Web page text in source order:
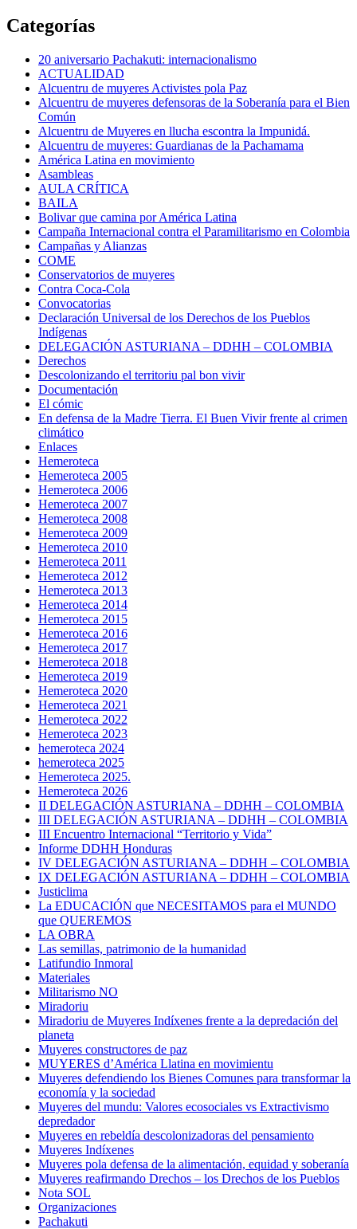
Categorías
20 aniversario Pachakuti: internacionalismo
ACTUALIDAD
Alcuentru de muyeres Activistes pola Paz
Alcuentru de muyeres defensoras de la Soberanía para el Bien
Común
Alcuentru de Muyeres en llucha escontra la Impunidá.
Alcuentru de muyeres: Guardianas de la Pachamama
América Latina en movimiento
Asambleas
AULA CRÍTICA
BAILA
Bolivar que camina por América Latina
Campaña Internacional contra el Paramilitarismo en Colombia
Campañas y Alianzas
COME
Conservatorios de muyeres
Contra Coca-Cola
Convocatorias
Declaración Universal de los Derechos de los Pueblos
Indígenas
DELEGACIÓN ASTURIANA – DDHH – COLOMBIA
Derechos
Descolonizando el territoriu pal bon vivir
Documentación
El cómic
En defensa de la Madre Tierra. El Buen Vivir frente al crimen
climático
Enlaces
Hemeroteca
Hemeroteca 2005
Hemeroteca 2006
Hemeroteca 2007
Hemeroteca 2008
Hemeroteca 2009
Hemeroteca 2010
Hemeroteca 2011
Hemeroteca 2012
Hemeroteca 2013
Hemeroteca 2014
Hemeroteca 2015
Hemeroteca 2016
Hemeroteca 2017
Hemeroteca 2018
Hemeroteca 2019
Hemeroteca 2020
Hemeroteca 2021
Hemeroteca 2022
Hemeroteca 2023
hemeroteca 2024
hemeroteca 2025
Hemeroteca 2025.
Hemeroteca 2026
II DELEGACIÓN ASTURIANA – DDHH – COLOMBIA
III DELEGACIÓN ASTURIANA – DDHH – COLOMBIA
III Encuentro Internacional “Territorio y Vida”
Informe DDHH Honduras
IV DELEGACIÓN ASTURIANA – DDHH – COLOMBIA
IX DELEGACIÓN ASTURIANA – DDHH – COLOMBIA
Justiclima
La EDUCACIÓN que NECESITAMOS para el MUNDO
que QUEREMOS
LA OBRA
Las semillas, patrimonio de la humanidad
Latifundio Inmoral
Materiales
Militarismo NO
Miradoriu
Miradoriu de Muyeres Indíxenes frente a la depredación del
planeta
Muyeres constructores de paz
MUYERES d’América Llatina en movimientu
Muyeres defendiendo los Bienes Comunes para transformar la
economía y la sociedad
Muyeres del mundu: Valores ecosociales vs Extractivismo
depredador
Muyeres en rebeldía descolonizadoras del pensamiento
Muyeres Indíxenes
Muyeres pola defensa de la alimentación, equidad y soberanía
Muyeres reafirmando Drechos – los Drechos de los Pueblos
Nota SOL
Organizaciones
Pachakuti